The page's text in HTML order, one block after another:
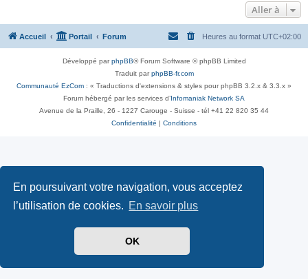
En poursuivant votre navigation, vous acceptez
l’utilisation de cookies. En savoir plus
OK
Aller à
Accueil Portail Forum Heures au format UTC+02:00
Développé parphpBB® Forum Software © phpBB Limited
Traduit parphpBB-fr.com
Communauté EzCom : « Traductions d'extensions & styles pour phpBB 3.2.x & 3.3.x »
Forum hébergé par les services d’ Infomaniak Network SA
Avenue de la Praille, 26 - 1227 Carouge - Suisse - tél +41 22 820 35 44
Confidentialité
Conditions